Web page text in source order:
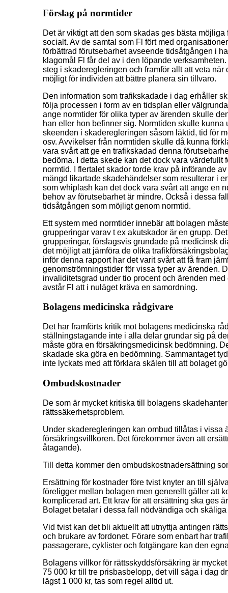
Förslag på normtider
Det är viktigt att den som skadas ges bästa
socialt. Av de samtal som Fl fört med
förbättrad förutsebarhet avseende tidsåtgången i
klagomål Fl får del av i den löpande
steg i skaderegleringen och framför allt att veta
möjligt för individen att bättre planera sin tillvaro.
Den information som trafikskadade i dag erhåller
följa processen i form av en tidsplan eller
ange normtider för olika typer av ärenden skulle
han eller hon befinner sig. Normtiden skulle
skeenden i skaderegleringen såsom läktid, tid för
osv. Avvikelser från normtiden skulle då kunna
vara svårt att ge en trafikskadad denna
bedöma. I detta skede kan det dock vara
normtid. I flertalet skador torde krav på införande
mängd likartade skadehändelser som resulterar i
som whiplash kan det dock vara svårt att ange en
behov av förutsebarhet är mindre. Också i dessa
tidsåtgången som möjligt genom normtid.
Ett system med normtider innebär att bolagen
grupperingar varav t ex akutskador är en grupp.
grupperingar, förslagsvis grundade på medicinsk
det möjligt att jämföra de olika
inför denna rapport har det varit svårt att få fram
genomströmningstider för vissa typer av ärenden.
invaliditetsgrad under tio procent och ärenden
avstår Fl att i nuläget kräva en samordning.
Bolagens medicinska rådgivare
Det har framförts kritik mot bolagens medicinska
ställningstagande inte i alla delar grundar sig på
måste göra en försäkringsmedicinsk bedömning.
skadade ska göra en bedömning. Sammantaget
inte lyckats med att förklara skälen till att bolaget
Ombudskostnader
De som är mycket kritiska till bolagens
rättssäkerhetsproblem.
Under skaderegleringen kan ombud tillåtas i vissa
försäkringsvillkoren. Det förekommer även att
åtagande).
Till detta kommer den ombudskostnadersättning
Ersättning för kostnader före tvist knyter an till
föreligger mellan bolagen men generellt gäller att
komplicerad art. Ett krav för att ersättning ska ges
Bolaget betalar i dessa fall nödvändiga och
Vid tvist kan det bli aktuellt att utnyttja antingen
och brukare av fordonet. Förare som enbart har
passagerare, cyklister och fotgängare kan den
Bolagens villkor för rättsskyddsförsäkring är
75 000 kr till tre prisbasbelopp, det vill säga i dag
lägst 1 000 kr, tas som regel alltid ut.